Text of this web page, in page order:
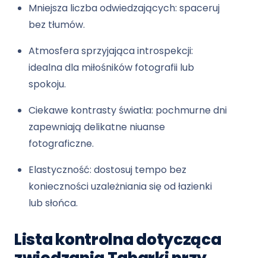
Mniejsza liczba odwiedzających: spaceruj
bez tłumów.
Atmosfera sprzyjająca introspekcji:
idealna dla miłośników fotografii lub
spokoju.
Ciekawe kontrasty światła: pochmurne dni
zapewniają delikatne niuanse
fotograficzne.
Elastyczność: dostosuj tempo bez
konieczności uzależniania się od łazienki
lub słońca.
Lista kontrolna dotycząca